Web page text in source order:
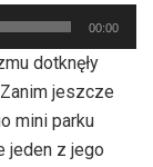
00:00
dotknęły
jeszcze
mini parku
jeden z jego